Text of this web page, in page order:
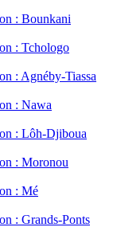
: Bounkani
: Tchologo
: Agnéby-Tiassa
: Nawa
: Lôh-Djiboua
: Moronou
: Mé
: Grands-Ponts